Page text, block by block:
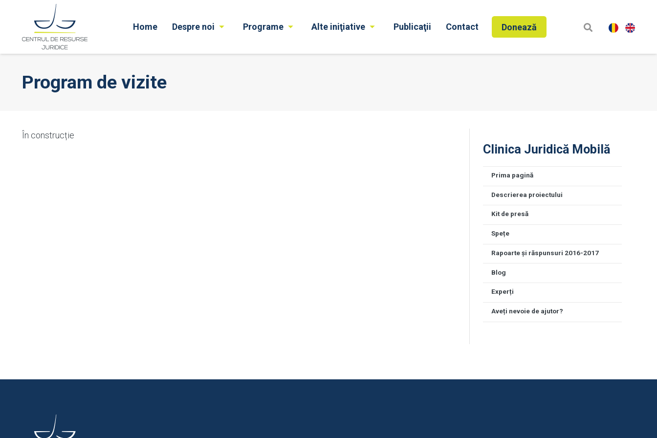
Home Despre noi Programe Alte iniţiative Publicaţii Contact Donează
Program de vizite
În construcție
Clinica Juridică Mobilă
Prima pagină
Descrierea proiectului
Kit de presă
Spețe
Rapoarte și răspunsuri 2016-2017
Blog
Experți
Aveți nevoie de ajutor?